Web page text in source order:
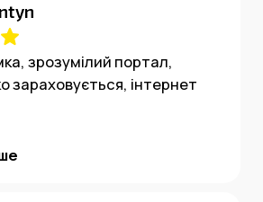
зрозумілий портал,
зараховується, інтернет